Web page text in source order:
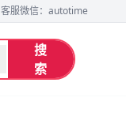
客服微信：autotime
搜
索